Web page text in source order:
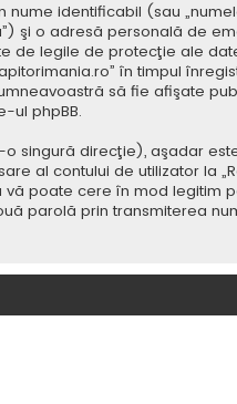
identificabil (sau
şi o adresă personală de
de legile de protecţie ale
în timpul
să fie afişate
ul phpBB.
singură direcţie), aşadar
al contului de utilizator la
vă poate cere în mod
parolă prin transmiterea